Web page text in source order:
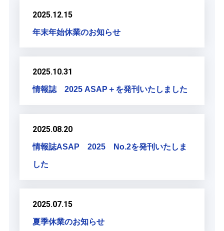
2025.12.15
年末年始休業のお知らせ
2025.10.31
情報誌 2025 ASAP＋を発刊いたしました
2025.08.20
情報誌ASAP 2025 No.2を発刊いたしま
した
2025.07.15
夏季休業のお知らせ